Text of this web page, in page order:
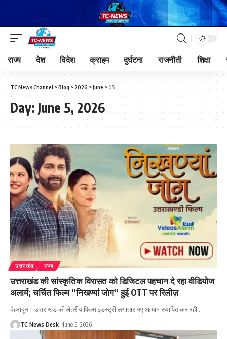
राज्य देश विदेश क्राइम दुर्घटना राजनीती शिक्षा
TC News Channel >Blog > 2026 >June >05
Day: June 5, 2026
उत्तराखंड राज्य
उत्तराखंड की सांस्कृतिक विरासत को डिजिटल पहचान दे रहा वीडियोज
अलार्म; चर्चित फिल्म “निखण्यां जोग” हुई OTT पर रिलीज़
देहरादून। उत्तराखंड की क्षेत्रीय फिल्म इंडस्ट्री लगातार नए आयाम स्थापित कर रही…
TC News Desk June 5, 2026